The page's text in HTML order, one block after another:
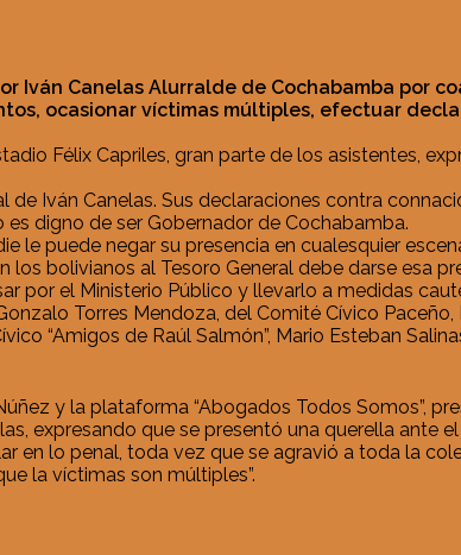
Iván Canelas Alurralde de Cochabamba por
ocasionar víctimas múltiples, efectuar
Félix Capriles, gran parte de los asistentes,
Iván Canelas. Sus declaraciones contra
digno de ser Gobernador de Cochabamba.
puede negar su presencia en cualesquier
bolivianos al Tesoro General debe darse esa
por el Ministerio Público y llevarlo a medidas
Torres Mendoza, del Comité Cívico
“Amigos de Raúl Salmón”, Mario Esteban
y la plataforma “Abogados Todos Somos”,
expresando que se presentó una querella ante
en lo penal, toda vez que se agravió a toda la
la víctimas son múltiples”.